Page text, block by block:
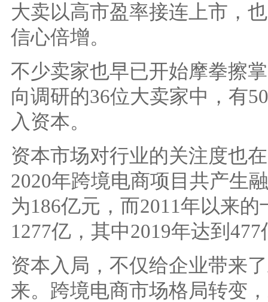
大卖以高市盈率接连上市，
信心倍增。
不少卖家也早已开始摩拳擦
向调研的36位大卖家中，有
入资本。
资本市场对行业的关注度也
2020年跨境电商项目共产生
为186亿元，而2011年以来
1277亿，其中2019年达到
资本入局，不仅给企业带来
来。跨境电商市场格局转变